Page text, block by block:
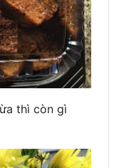
thì còn gì